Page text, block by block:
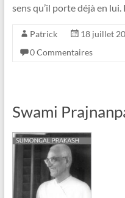
sens qu’il porte déjà en lui.
Patrick 18 juillet
0 Commentaires
Swami